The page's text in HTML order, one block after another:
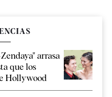
arrasa
que los
Hollywood